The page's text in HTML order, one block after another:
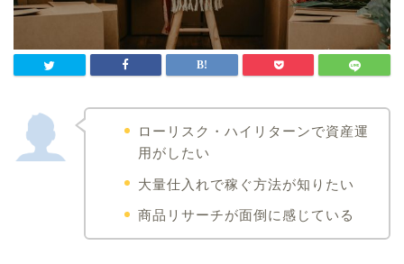
ローリスク・ハイリターンで資産運
用がしたい
大量仕入れで稼ぐ方法が知りたい
商品リサーチが面倒に感じている